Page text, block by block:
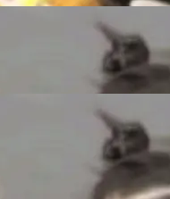
沛的经
，Muse
这些后
难度
。
T
场景的